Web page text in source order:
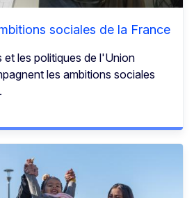
sociales de la France
et les politiques de l'Union
les ambitions sociales